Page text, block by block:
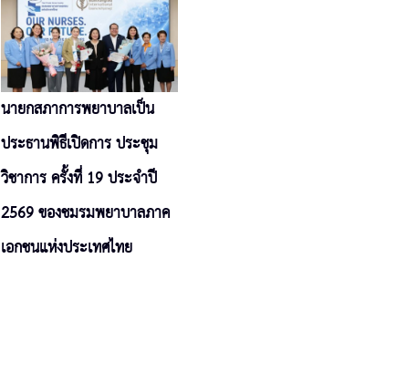
นายกสภาการพยาบาลเป็น
ประธานพิธีเปิดการ ประชุม
วิชาการ ครั้งที่ 19 ประจำปี
2569 ของชมรมพยาบาลภาค
เอกชนแห่งประเทศไทย